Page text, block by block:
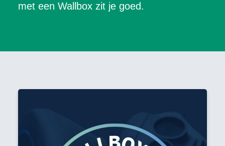
met een Wallbox zit je goed.